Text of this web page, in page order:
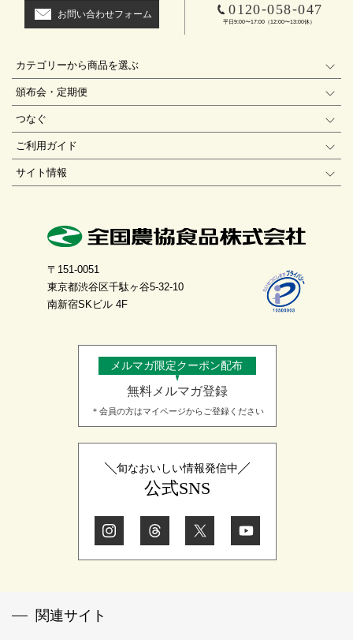
お問い合わせフォーム 0120-058-047
平日9:00〜17:00（12:00〜13:00休）
カテゴリーから商品を選ぶ
頒布会・定期便
つなぐ
ご利用ガイド
サイト情報
〒151-0051
東京都渋谷区千駄ヶ谷5-32-10
南新宿SKビル 4F
メルマガ限定クーポン配布
無料メルマガ登録
＊会員の方はマイページからご登録ください
旬なおいしい情報発信中
公式SNS
関連サイト